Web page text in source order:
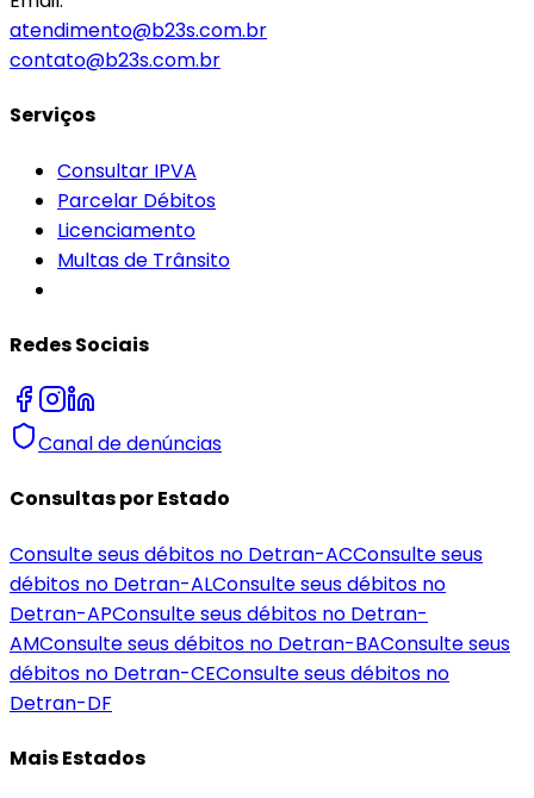
atendimento@b23s.com.br
contato@b23s.com.br
Serviços
Consultar IPVA
Parcelar Débitos
Licenciamento
Multas de Trânsito
Redes Sociais
Canal de denúncias
Consultas por Estado
Consulte seus débitos no Detran-ACConsulte seus
débitos no Detran-ALConsulte seus débitos no
Detran-APConsulte seus débitos no Detran-
AMConsulte seus débitos no Detran-BAConsulte seus
débitos no Detran-CEConsulte seus débitos no
Detran-DF
Mais Estados